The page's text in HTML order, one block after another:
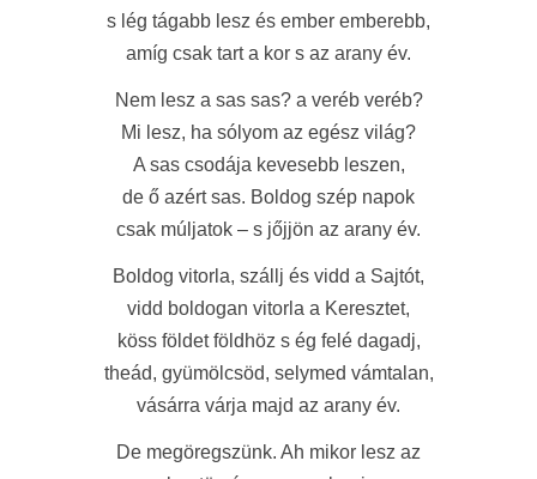
s lég tágabb lesz és ember emberebb,
amíg csak tart a kor s az arany év.
Nem lesz a sas sas? a veréb veréb?
Mi lesz, ha sólyom az egész világ?
A sas csodája kevesebb leszen,
de ő azért sas. Boldog szép napok
csak múljatok – s jőjjön az arany év.
Boldog vitorla, szállj és vidd a Sajtót,
vidd boldogan vitorla a Keresztet,
köss földet földhöz s ég felé dagadj,
theád, gyümölcsöd, selymed vámtalan,
vásárra várja majd az arany év.
De megöregszünk. Ah mikor lesz az